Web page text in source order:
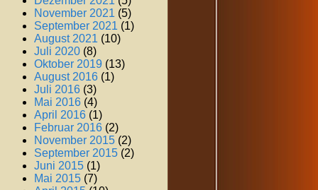
November 2021 (5)
September 2021 (1)
August 2021 (10)
Juli 2020 (8)
Oktober 2019 (13)
August 2016 (1)
Juli 2016 (3)
Mai 2016 (4)
April 2016 (1)
Februar 2016 (2)
November 2015 (2)
September 2015 (2)
Juni 2015 (1)
Mai 2015 (7)